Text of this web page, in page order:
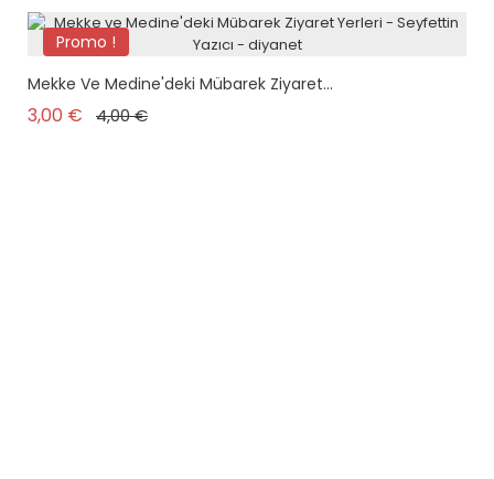
Promo !
plus en stock
Mekke Ve Medine'deki Mübarek Ziyaret...
3,00 € Prix de base
4,00 €Prix